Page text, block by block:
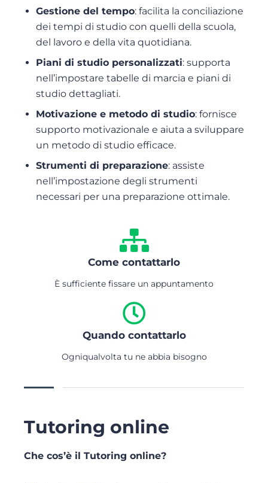
Gestione del tempo: facilita la conciliazione
dei tempi di studio con quelli della scuola,
del lavoro e della vita quotidiana.
Piani di studio personalizzati: supporta
nell’impostare tabelle di marcia e piani di
studio dettagliati.
Motivazione e metodo di studio: fornisce
supporto motivazionale e aiuta a sviluppare
un metodo di studio efficace.
Strumenti di preparazione: assiste
nell’impostazione degli strumenti
necessari per una preparazione ottimale.
Come contattarlo
È sufficiente fissare un appuntamento
Quando contattarlo
Ogniqualvolta tu ne abbia bisogno
Tutoring online
Che cos’è il Tutoring online?